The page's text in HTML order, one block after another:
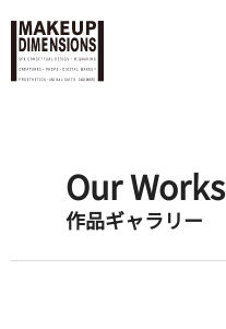
Our Works
作品ギャラリー